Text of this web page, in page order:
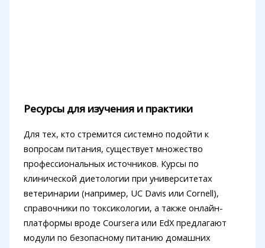
Ресурсы для изучения и практики
Для тех, кто стремится системно подойти к
вопросам питания, существует множество
профессиональных источников. Курсы по
клинической диетологии при университетах
ветеринарии (например, UC Davis или Cornell),
справочники по токсикологии, а также онлайн-
платформы вроде Coursera или EdX предлагают
модули по безопасному питанию домашних